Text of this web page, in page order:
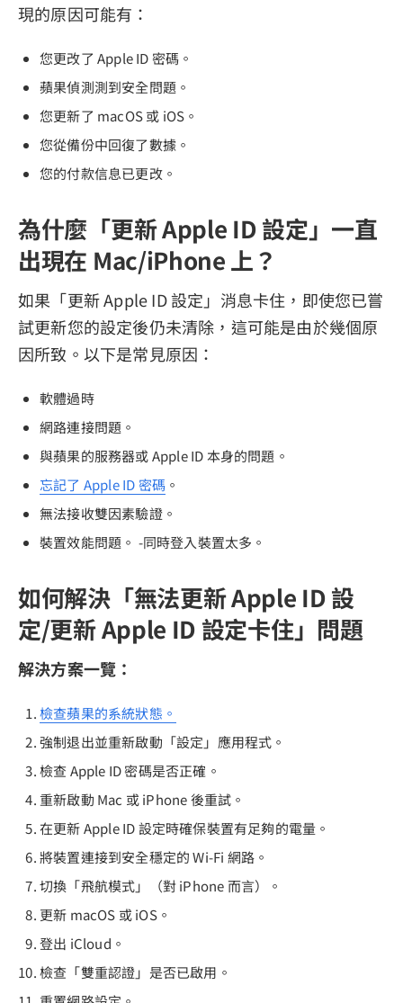
現的原因可能有：
您更改了 Apple ID 密碼。
蘋果偵測測到安全問題。
您更新了 macOS 或 iOS。
您從備份中回復了數據。
您的付款信息已更改。
為什麼「更新 Apple ID 設定」一直
出現在 Mac/iPhone 上？
如果「更新 Apple ID 設定」消息卡住，即使您已嘗
試更新您的設定後仍未清除，這可能是由於幾個原
因所致。以下是常見原因：
軟體過時
網路連接問題。
與蘋果的服務器或 Apple ID 本身的問題。
忘記了 Apple ID 密碼 。
無法接收雙因素驗證。
裝置效能問題。 -同時登入裝置太多。
如何解決「無法更新 Apple ID 設
定/更新 Apple ID 設定卡住」問題
解決方案一覽：
檢查蘋果的系統狀態。
強制退出並重新啟動「設定」應用程式。
檢查 Apple ID 密碼是否正確。
重新啟動 Mac 或 iPhone 後重試。
在更新 Apple ID 設定時確保裝置有足夠的電量。
將裝置連接到安全穩定的 Wi-Fi 網路。
切換「飛航模式」（對 iPhone 而言）。
更新 macOS 或 iOS。
登出 iCloud。
檢查「雙重認證」是否已啟用。